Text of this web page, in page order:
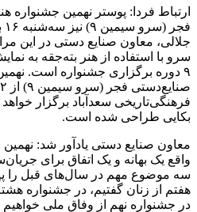
ارتباط فردا: پوستر نهمین
سرو با استفاده از هنر بته‌جقه به
۹ دوره برگزاری جشنواره است.
فرهنگی‌تاریخی سعدآباد برگزار
بکایی طراحی شده است.
معاون صنایع دستی یادآور شد:
واقع یک بهانه و یک اتفاق برای
سه موضوع مهم در سال‌های قبل را
هفتم از زنان گفتیم، در جشنواره
در جشنواره نهم از وفاق ملی